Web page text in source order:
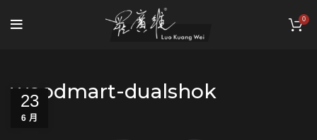
0
woodmart-dualshok
23
6 月